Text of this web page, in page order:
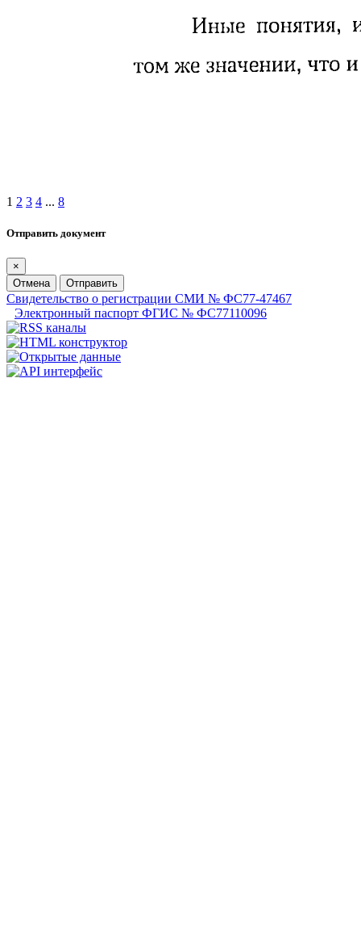
1 2 3 4 ... 8
Отправить документ
×
Отмена
Отправить
Свидетельство о регистрации СМИ № ФС77-47467
Электронный паспорт ФГИС № ФС77110096